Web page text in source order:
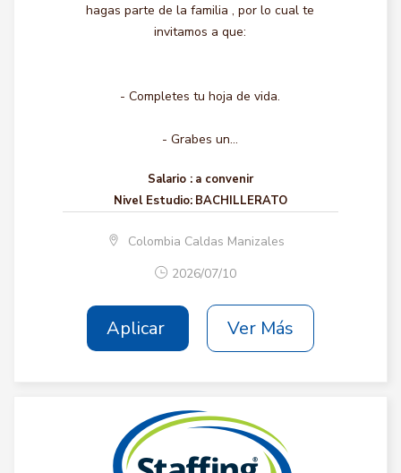
hagas parte de la familia , por lo cual te
invitamos a que:
- Completes tu hoja de vida.
- Grabes un...
Salario : a convenir
Nivel Estudio: BACHILLERATO
Colombia Caldas Manizales
2026/07/10
Aplicar Ver Más